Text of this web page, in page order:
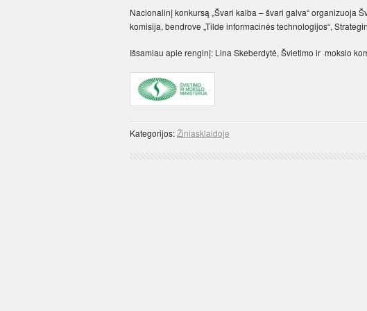
Nacionalinį konkursą „Švari kalba – švari galva“ organizuoja
komisija, bendrove „Tilde informacinės technologijos“,
Išsamiau apie renginį: Lina Skeberdytė, Švietimo ir mokslo
Kategorijos:Žiniasklaidoje